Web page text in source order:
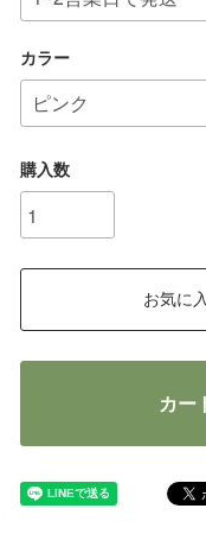
カラー
購入数
お気に
カー